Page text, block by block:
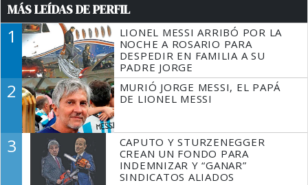
MÁS LEÍDAS DE PERFIL
1
LIONEL MESSI ARRIBÓ POR LA
NOCHE A ROSARIO PARA
DESPEDIR EN FAMILIA A SU
PADRE JORGE
2
MURIÓ JORGE MESSI, EL PAPÁ
DE LIONEL MESSI
3
CAPUTO Y STURZENEGGER
CREAN UN FONDO PARA
INDEMNIZAR Y “GANAR”
SINDICATOS ALIADOS